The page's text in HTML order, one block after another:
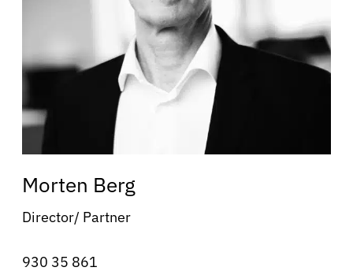
Morten Berg
Director/ Partner
930 35 861